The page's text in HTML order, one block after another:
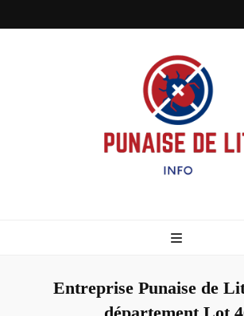
– Info
Entreprise Punaise de